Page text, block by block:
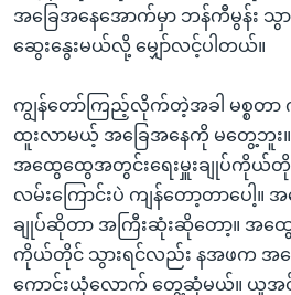
အခြေအနေအောက်မှာ ဘန်ကီမွန်း
ဆွေးနွေးမယ်လို့ မျှော်လင့်ပါတယ်။
ကျွန်တော်ကြည့်လိုက်တဲ့အခါ မစ္စတာ
ထူးလာမယ့် အခြေအနေကို မတွေ့ဘူး။
အထွေထွေအတွင်းရေးမှူးချုပ်ကိုယ်
လမ်းကြောင်းပဲ ကျန်တော့တာပေါ့။
ချုပ်ဆိုတာ အကြီးဆုံးဆိုတော့။ အထွေ
ကိုယ်တိုင် သွားရင်လည်း နအဖက အပ
ကောင်းယုံလောက် တွေ့ဆုံမယ်။ ယူအ